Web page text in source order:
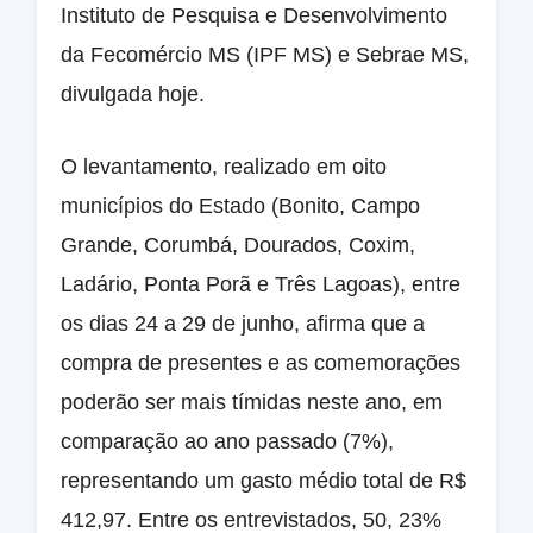
Instituto de Pesquisa e Desenvolvimento
da Fecomércio MS (IPF MS) e Sebrae MS,
divulgada hoje.
O levantamento, realizado em oito
municípios do Estado (Bonito, Campo
Grande, Corumbá, Dourados, Coxim,
Ladário, Ponta Porã e Três Lagoas), entre
os dias 24 a 29 de junho, afirma que a
compra de presentes e as comemorações
poderão ser mais tímidas neste ano, em
comparação ao ano passado (7%),
representando um gasto médio total de R$
412,97. Entre os entrevistados, 50, 23%